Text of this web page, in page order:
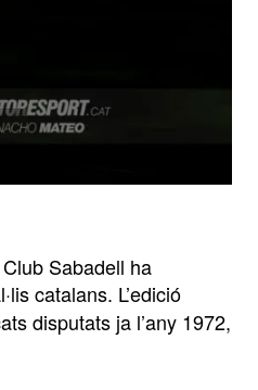
Sabadell ha
catalans. L’edició
disputats ja l’any 1972,